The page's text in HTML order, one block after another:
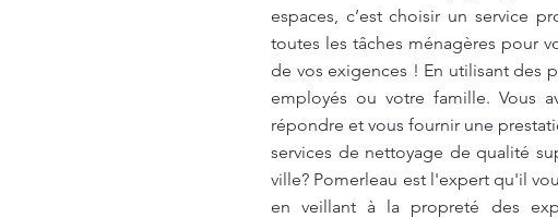
espaces, c’est choisir un service
toutes les tâches ménagères pour
de vos exigences ! En utilisant des
employés ou votre famille. Vous
répondre et vous fournir une
services de nettoyage de qualité
ville? Pomerleau est l'expert qu'il
en veillant à la propreté des